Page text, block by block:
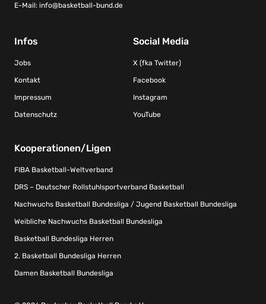
E-Mail: info@basketball-bund.de
Infos
Jobs
Kontakt
Impressum
Datenschutz
Social Media
X (fka Twitter)
Facebook
Instagram
YouTube
Kooperationen/Ligen
FIBA Basketball-Weltverband
DRS – Deutscher Rollstuhlsportverband Basketball
Nachwuchs Basketball Bundesliga / Jugend Basketball Bundesliga
Weibliche Nachwuchs Basketball Bundesliga
Basketball Bundesliga Herren
2. Basketball Bundesliga Herren
Damen Basketball Bundesliga